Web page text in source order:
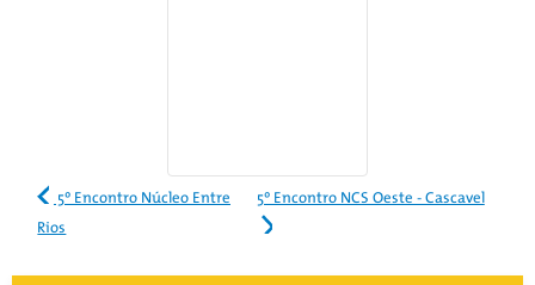
5º Encontro Núcleo Entre
Rios
5º Encontro NCS Oeste - Cascavel